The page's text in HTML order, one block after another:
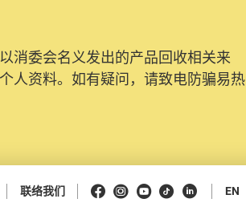
消委会名义发出的产品回收相关来
人资料。如有疑问，请致电防骗易热
联络我们 Facebook
Instagram
Youtube
抖音领英 EN